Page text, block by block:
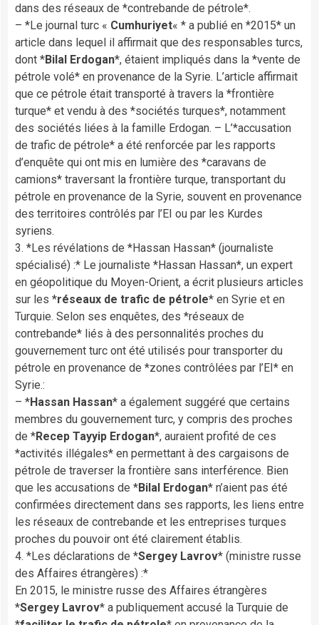
dans des réseaux de *contrebande de pétrole*.
– *Le journal turc « Cumhuriyet« * a publié en *2015* un
article dans lequel il affirmait que des responsables turcs,
dont *Bilal Erdogan*, étaient impliqués dans la *vente de
pétrole volé* en provenance de la Syrie. L’article affirmait
que ce pétrole était transporté à travers la *frontière
turque* et vendu à des *sociétés turques*, notamment
des sociétés liées à la famille Erdogan. – L’*accusation
de trafic de pétrole* a été renforcée par les rapports
d’enquête qui ont mis en lumière des *caravans de
camions* traversant la frontière turque, transportant du
pétrole en provenance de la Syrie, souvent en provenance
des territoires contrôlés par l’EI ou par les Kurdes
syriens.
3. *Les révélations de *Hassan Hassan* (journaliste
spécialisé) :* Le journaliste *Hassan Hassan*, un expert
en géopolitique du Moyen-Orient, a écrit plusieurs articles
sur les *réseaux de trafic de pétrole* en Syrie et en
Turquie. Selon ses enquêtes, des *réseaux de
contrebande* liés à des personnalités proches du
gouvernement turc ont été utilisés pour transporter du
pétrole en provenance de *zones contrôlées par l’EI* en
Syrie.:
– *Hassan Hassan* a également suggéré que certains
membres du gouvernement turc, y compris des proches
de *Recep Tayyip Erdogan*, auraient profité de ces
*activités illégales* en permettant à des cargaisons de
pétrole de traverser la frontière sans interférence. Bien
que les accusations de *Bilal Erdogan* n’aient pas été
confirmées directement dans ses rapports, les liens entre
les réseaux de contrebande et les entreprises turques
proches du pouvoir ont été clairement établis.
4. *Les déclarations de *Sergey Lavrov* (ministre russe
des Affaires étrangères) :*
En 2015, le ministre russe des Affaires étrangères
*Sergey Lavrov* a publiquement accusé la Turquie de